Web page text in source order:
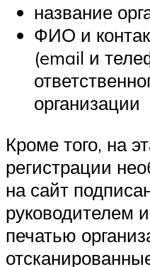
название
ФИО и
(email и
организации
Кроме того, на
регистрации
на сайт
руководителем
печатью